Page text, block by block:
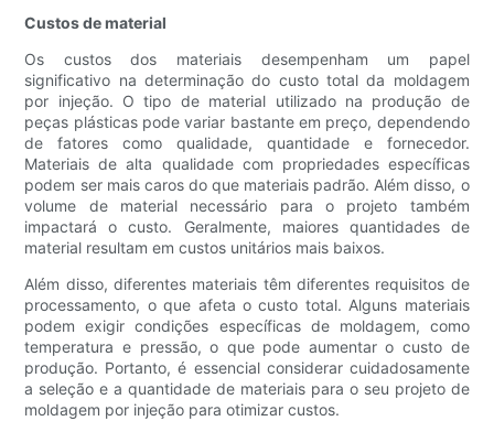
Custos de material
Os custos dos materiais desempenham um papel
significativo na determinação do custo total da moldagem
por injeção. O tipo de material utilizado na produção de
peças plásticas pode variar bastante em preço, dependendo
de fatores como qualidade, quantidade e fornecedor.
Materiais de alta qualidade com propriedades específicas
podem ser mais caros do que materiais padrão. Além disso, o
volume de material necessário para o projeto também
impactará o custo. Geralmente, maiores quantidades de
material resultam em custos unitários mais baixos.
Além disso, diferentes materiais têm diferentes requisitos de
processamento, o que afeta o custo total. Alguns materiais
podem exigir condições específicas de moldagem, como
temperatura e pressão, o que pode aumentar o custo de
produção. Portanto, é essencial considerar cuidadosamente
a seleção e a quantidade de materiais para o seu projeto de
moldagem por injeção para otimizar custos.